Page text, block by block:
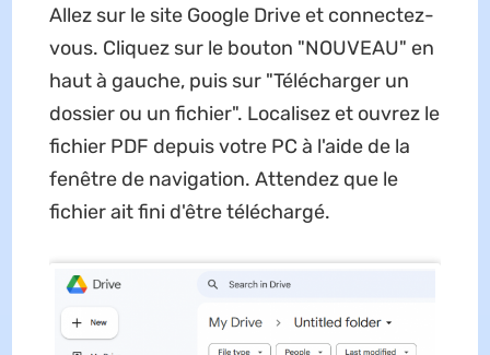
Allez sur le site Google Drive et connectez-
vous. Cliquez sur le bouton "NOUVEAU" en
haut à gauche, puis sur "Télécharger un
dossier ou un fichier". Localisez et ouvrez le
fichier PDF depuis votre PC à l'aide de la
fenêtre de navigation. Attendez que le
fichier ait fini d'être téléchargé.